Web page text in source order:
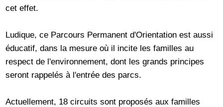
cet effet.
Ludique, ce Parcours Permanent d'Orientation est aussi
éducatif, dans la mesure où il incite les familles au
respect de l'environnement, dont les grands principes
seront rappelés à l'entrée des parcs.
Actuellement, 18 circuits sont proposés aux familles